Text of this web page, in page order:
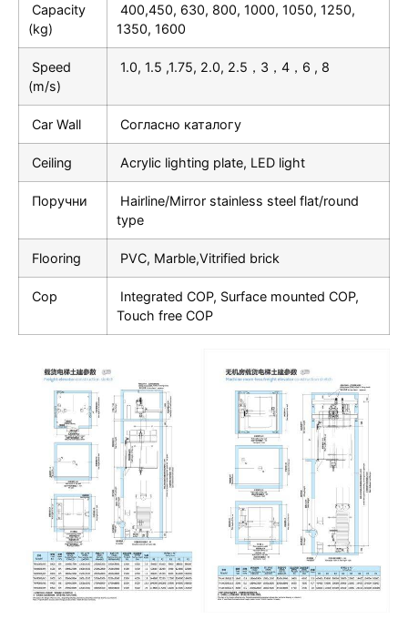
Capacity
(kg)
400,450, 630, 800, 1000, 1050, 1250,
1350, 1600
Speed
(m/s)
1.0, 1.5 ,1.75, 2.0, 2.5，3，4，6 , 8
Car Wall Согласно каталогу
Ceiling Acrylic lighting plate, LED light
Поручни
Hairline/Mirror stainless steel flat/round
type
Flooring PVC, Marble,Vitrified brick
Cop
Integrated COP, Surface mounted COP,
Touch free COP